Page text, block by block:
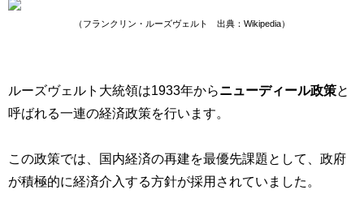
（フランクリン・ルーズヴェルト 出典：Wikipedia）
ルーズヴェルト大統領は1933年から ニューディール政策と
呼ばれる一連の経済政策を行います。
この政策では、国内経済の再建を最優先課題として、政府
が積極的に経済介入する方針が採用されていました。